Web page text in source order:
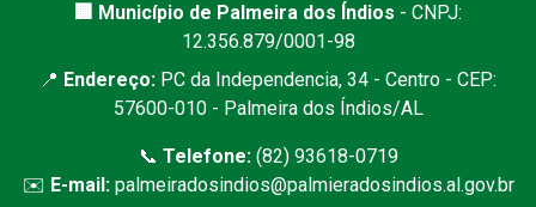
🏢 Município de Palmeira dos Índios - CNPJ:
12.356.879/0001-98
📍 Endereço: PC da Independencia, 34 - Centro - CEP:
57600-010 - Palmeira dos Índios/AL
📞 Telefone:(82) 93618-0719
✉️ E-mail: palmeiradosindios@palmieradosindios.al.gov.br